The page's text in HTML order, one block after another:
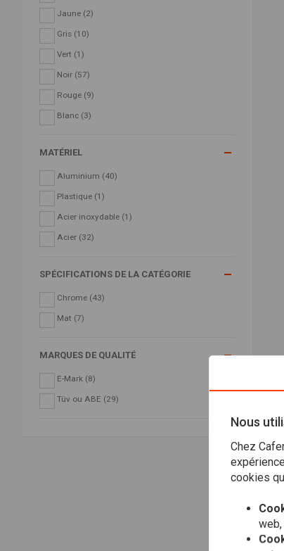
Jaune (2)
Gris (10)
Vert (1)
Noir (57)
Rouge (9)
Blanc (3)
MATÉRIEL
Aluminium (40)
Plastique (1)
Acier inoxydable (1)
Acier (32)
SPÉCIFICATIONS DE LA CATÉGORIE
Chrome (43)
Mat (7)
MARQUES DE QUALITÉ
E-Mark (8)
Tüv ou ABE (29)
Nous
Chez
cookies